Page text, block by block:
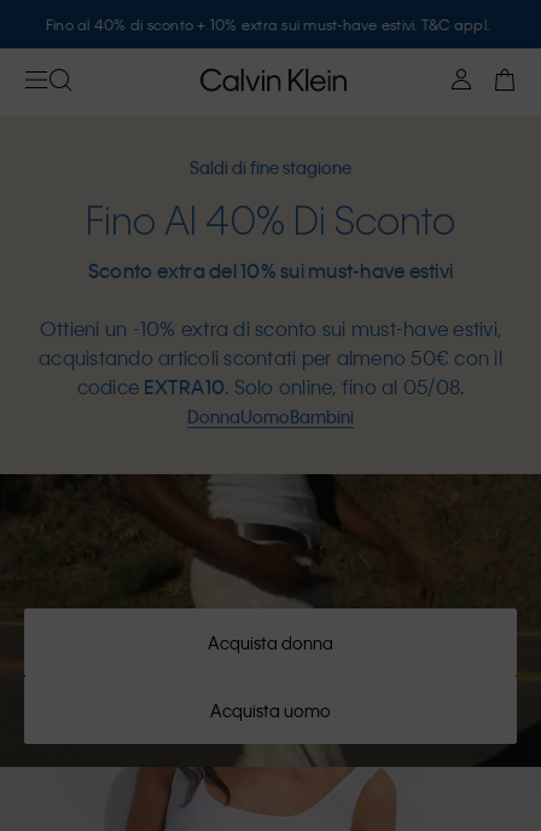
Fino al 40% di sconto + 10% extra sui must-have estivi. T&C appl.
Saldi di fine stagione
Fino Al 40% Di Sconto
Sconto extra del 10% sui must-have estivi
Ottieni un -10% extra di sconto sui must-have estivi,
acquistando articoli scontati per almeno 50€ con il
codice EXTRA10. Solo online, fino al 05/08.
DonnaUomoBambini
Acquista donna
Acquista uomo